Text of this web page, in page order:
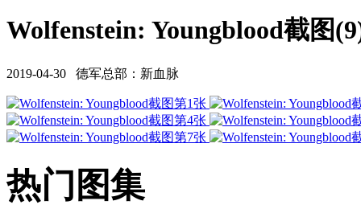
Wolfenstein: Youngblood截图
2019-04-30 德军总部：新血脉
热门图集